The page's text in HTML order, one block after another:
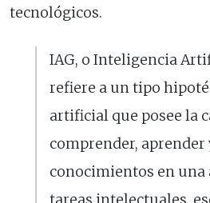
tecnológicos.
IAG, o Inteligencia
refiere a un tipo
artificial que posee la
comprender, aprender
conocimientos en una